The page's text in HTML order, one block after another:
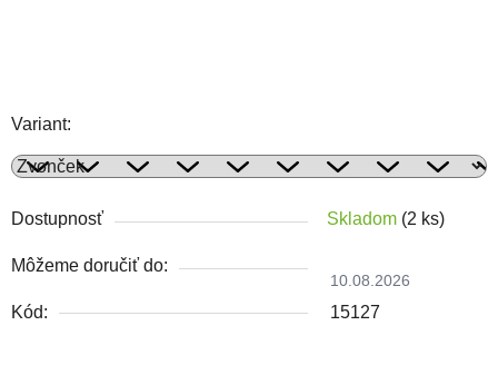
Variant:
Dostupnosť Skladom (2 ks)
Môžeme doručiť do:
10.08.2026
Kód: 15127